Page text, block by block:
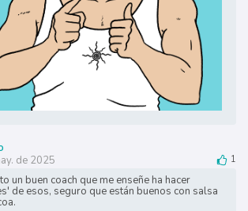
de 2025
1
un buen coach que me enseñe ha hacer
de esos, seguro que están buenos con salsa